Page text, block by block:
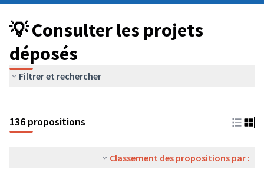
💡 Consulter les projets
déposés
Filtrer et rechercher
136 propositions
Classement des propositions par :